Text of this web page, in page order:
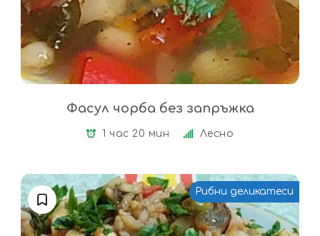
Фасул чорба без запръжка
1 час 20 мин Лесно
Рибни деликатеси